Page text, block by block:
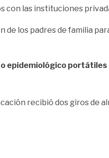
las instituciones
los padres de familia
epidemiológico portátiles
recibió dos giros de